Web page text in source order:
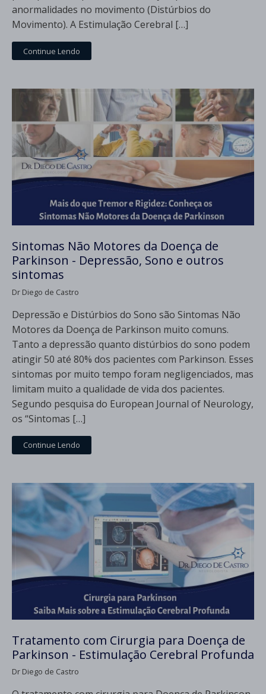
anormalidades no movimento (Distúrbios do
Movimento). A Estimulação Cerebral […]
Continue Lendo
Sintomas Não Motores da Doença de
Parkinson - Depressão, Sono e outros
sintomas
Dr Diego de Castro
Depressão e Distúrbios do Sono são Sintomas Não
Motores da Doença de Parkinson muito comuns.
Tanto a depressão quanto distúrbios do sono podem
atingir 50 até 80% dos pacientes com Parkinson. Esses
sintomas por muito tempo foram negligenciados, mas
limitam muito a qualidade de vida dos pacientes.
Segundo pesquisa do European Journal of Neurology,
os “Sintomas […]
Continue Lendo
Tratamento com Cirurgia para Doença de
Parkinson - Estimulação Cerebral Profunda
Dr Diego de Castro